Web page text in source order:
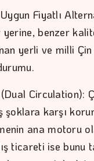
Fiyatlı
benzer
yerli ve milli Çin
Circulation):
şoklara karşı
ana motoru
ticareti ise bunu